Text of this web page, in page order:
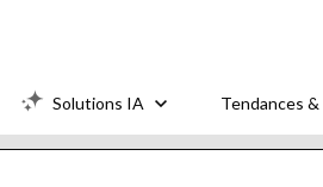
Solutions IA Tendances